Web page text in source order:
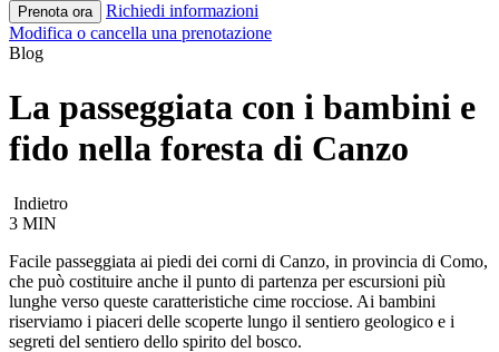
Prenota ora
Richiedi informazioni
Modifica o cancella una prenotazione
Blog
La passeggiata con i bambini e
fido nella foresta di Canzo
Indietro
3 MIN
Facile passeggiata ai piedi dei corni di Canzo, in provincia di Como,
che può costituire anche il punto di partenza per escursioni più
lunghe verso queste caratteristiche cime rocciose. Ai bambini
riserviamo i piaceri delle scoperte lungo il sentiero geologico e i
segreti del sentiero dello spirito del bosco.